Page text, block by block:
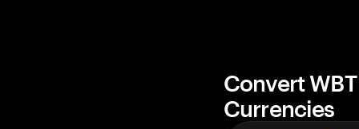
Convert
Currencies